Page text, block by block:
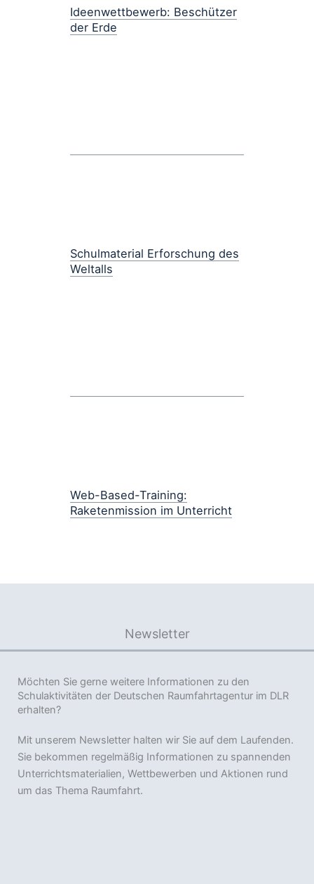
Ideenwettbewerb: Beschützer
der Erde
Schulmaterial Erforschung des
Weltalls
Web-Based-Training:
Raketenmission im Unterricht
Newsletter
Möchten Sie gerne weitere Informationen zu den
Schulaktivitäten der Deutschen Raumfahrtagentur im DLR
erhalten?
Mit unserem Newsletter halten wir Sie auf dem Laufenden.
Sie bekommen regelmäßig Informationen zu spannenden
Unterrichtsmaterialien, Wettbewerben und Aktionen rund
um das Thema Raumfahrt.